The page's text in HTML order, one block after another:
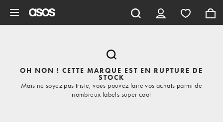
OH NON ! CETTE MARQUE EST EN RUPTURE DE
STOCK
Mais ne soyez pas triste, vous pouvez faire vos achats parmi de
nombreux labels super cool